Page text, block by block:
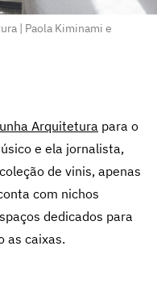
| Paola Kiminami e
Arquitetura para o
e ela jornalista,
de vinis, apenas
com nichos
dedicados para
as caixas.